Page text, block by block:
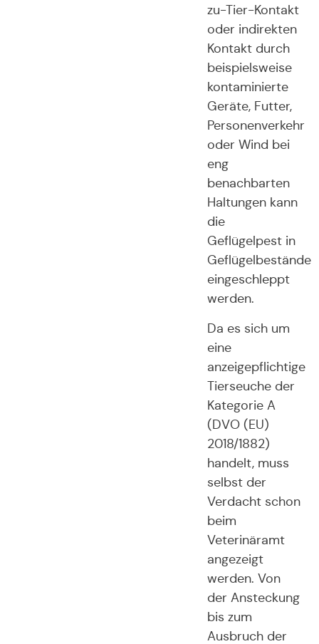
zu-Tier-Kontakt
oder indirekten
Kontakt durch
beispielsweise
kontaminierte
Geräte, Futter,
Personenverkehr
oder Wind bei
eng
benachbarten
Haltungen kann
die
Geflügelpest in
Geflügelbestände
eingeschleppt
werden.
Da es sich um
eine
anzeigepflichtige
Tierseuche der
Kategorie A
(DVO (EU)
2018/1882)
handelt, muss
selbst der
Verdacht schon
beim
Veterinäramt
angezeigt
werden. Von
der Ansteckung
bis zum
Ausbruch der